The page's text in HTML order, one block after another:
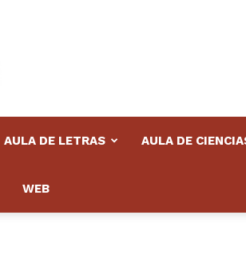
AULA DE LETRAS AULA DE
WEB